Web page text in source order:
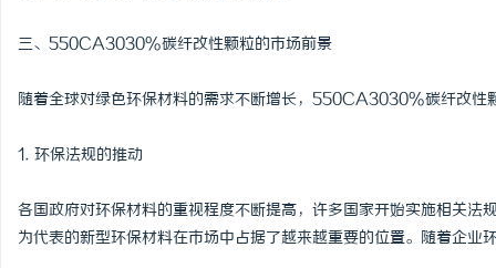
三、550CA3030%碳纤改性颗粒的市场前景
随着全球对绿色环保材料的需求不断增长，550CA3030%碳纤改性
1. 环保法规的推动
各国政府对环保材料的重视程度不断提高，许多国家开始实施相关
为代表的新型环保材料在市场中占据了越来越重要的位置。随着企